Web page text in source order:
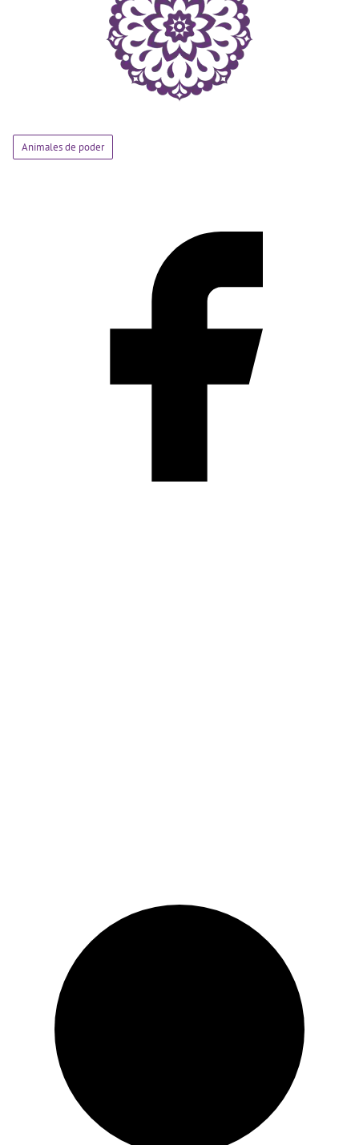
Animales de poder